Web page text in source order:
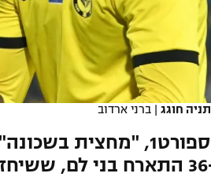
חוגג | ברני ארדוב
הפודקאסט של ספורט1,
לאוויר. בפרק ה-36 התארח